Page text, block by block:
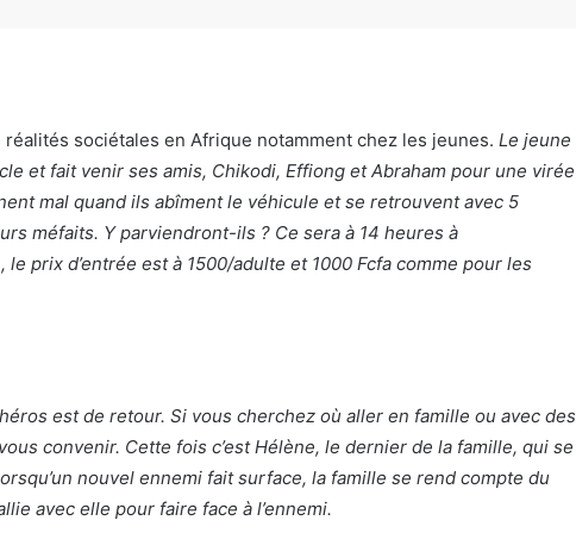
sociétales en Afrique notamment chez les jeunes. Le jeune
et fait venir ses amis, Chikodi, Effiong et Abraham pour une virée
mal quand ils abîment le véhicule et se retrouvent avec 5
méfaits. Y parviendront-ils ? Ce sera à 14 heures à
le prix d’entrée est à 1500/adulte et 1000 Fcfa comme pour les
est de retour. Si vous cherchez où aller en famille ou avec des
convenir. Cette fois c’est Hélène, le dernier de la famille, qui se
nouvel ennemi fait surface, la famille se rend compte du
avec elle pour faire face à l’ennemi.